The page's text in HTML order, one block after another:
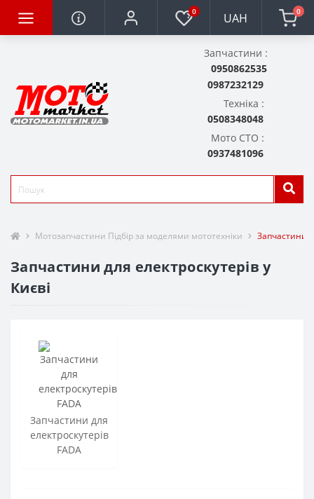
0 UAH 0
Запчастини :
0950862535
0987232129
Техніка :
0508348048
Мото СТО :
0937481096
Мотозапчастини Підбір за моделями мототехніки Запчастини
Запчастини для електроскутерів у
Києві
Запчастини для
електроскутерів
FADA